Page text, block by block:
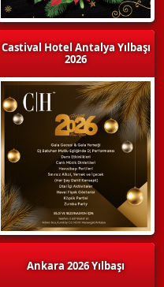
Castival Hotel Antalya Yılbaşı
2026
Ankara 2026 Yılbaşı